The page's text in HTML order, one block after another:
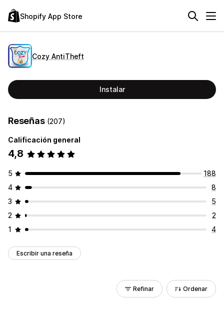
Shopify App Store
Cozy AntiTheft
Instalar
Reseñas (207)
Calificación general
4,8
5
188
4
8
3
5
2
2
1
4
Escribir una reseña
Refinar Ordenar